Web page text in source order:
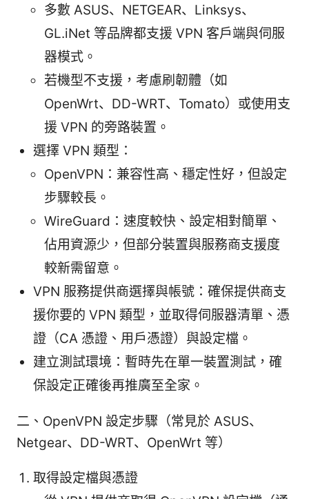
多數 ASUS、NETGEAR、Linksys、
GL.iNet 等品牌都支援 VPN 客戶端與伺服
器模式。
若機型不支援，考慮刷韌體（如
OpenWrt、DD-WRT、Tomato）或使用支
援 VPN 的旁路裝置。
選擇 VPN 類型：
OpenVPN：兼容性高、穩定性好，但設定
步驟較長。
WireGuard：速度較快、設定相對簡單、
佔用資源少，但部分裝置與服務商支援度
較新需留意。
VPN 服務提供商選擇與帳號：確保提供商支
援你要的 VPN 類型，並取得伺服器清單、憑
證（CA 憑證、用戶憑證）與設定檔。
建立測試環境：暫時先在單一裝置測試，確
保設定正確後再推廣至全家。
二、OpenVPN 設定步驟（常見於 ASUS、
Netgear、DD-WRT、OpenWrt 等）
取得設定檔與憑證